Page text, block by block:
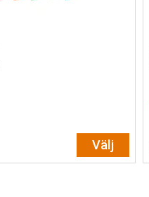
Välj